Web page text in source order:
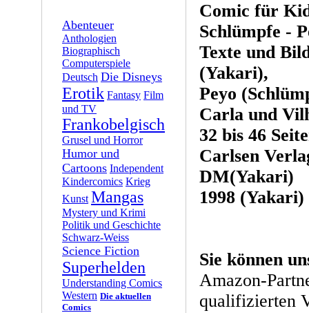
Abenteuer
Anthologien
Biographisch
Computerspiele
Deutsch Die Disneys
Erotik Fantasy Film
und TV
Frankobelgisch
Grusel und Horror
Humor und
Cartoons Independent
Kindercomics Krieg
Kunst Mangas
Mystery und Krimi
Politik und Geschichte
Schwarz-Weiss
Science Fiction
Superhelden
Understanding Comics
Western Die aktuellen
Comics
Comic für
Schlümpfe -
Texte und
(Yakari),
Peyo
Carla und
32 bis 46
Carlsen
DM(Yakari)
1998 (Yakari)
Sie können
Amazon-
qualifizierten